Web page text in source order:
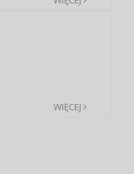
WIĘCEJ